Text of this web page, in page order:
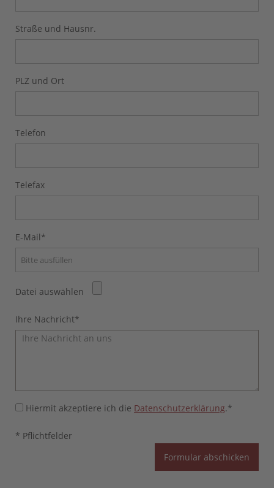
Straße und Hausnr.
PLZ und Ort
Telefon
Telefax
E-Mail*
Datei auswählen
Ihre Nachricht*
Hiermit akzeptiere ich die Datenschutzerklärung.*
* Pflichtfelder
Formular abschicken